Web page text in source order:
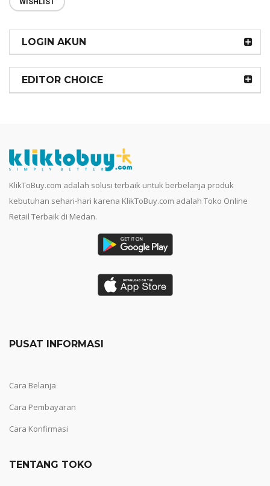
WISHLIST
LOGIN AKUN
EDITOR CHOICE
KlikToBuy.com adalah solusi terbaik untuk berbelanja produk
kebutuhan sehari-hari karena KlikToBuy.com adalah Toko Online
Retail Terbaik di Medan.
PUSAT INFORMASI
Cara Belanja
Cara Pembayaran
Cara Konfirmasi
TENTANG TOKO